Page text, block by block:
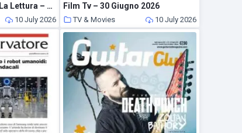
Corriere della Sera La Lettura – 28 Giugno 2026
10 July 2026
Film Tv – 30 Giugno 2026
TV & Movies 10 July 2026